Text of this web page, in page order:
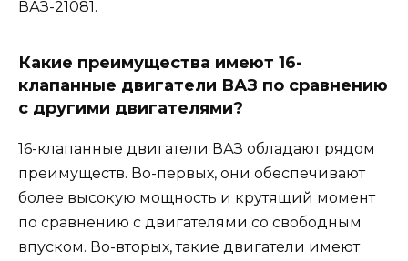
ВАЗ-21081.
Какие преимущества имеют 16-
клапанные двигатели ВАЗ по сравнению
с другими двигателями?
16-клапанные двигатели ВАЗ обладают рядом
преимуществ. Во-первых, они обеспечивают
более высокую мощность и крутящий момент
по сравнению с двигателями со свободным
впуском. Во-вторых, такие двигатели имеют